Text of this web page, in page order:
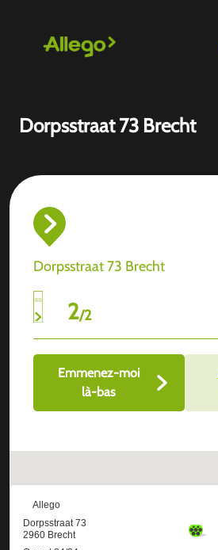
Dorpsstraat 73 Brecht
Dorpsstraat 73 Brecht
2/2
Emmenez-moi
là-bas